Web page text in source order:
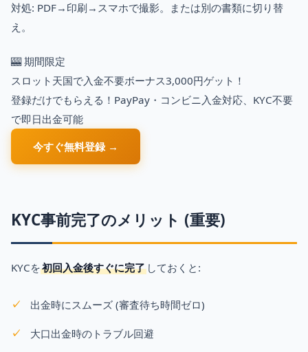
対処: PDF→印刷→スマホで撮影。または別の書類に切り替
え。
🎰 期間限定
スロット天国で入金不要ボーナス3,000円ゲット！
登録だけでもらえる！PayPay・コンビニ入金対応、KYC不要
で即日出金可能
今すぐ無料登録 →
KYC事前完了のメリット (重要)
KYCを初回入金後すぐに完了 しておくと:
出金時にスムーズ (審査待ち時間ゼロ)
大口出金時のトラブル回避